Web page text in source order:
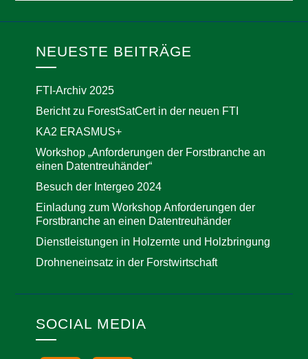
NEUESTE BEITRÄGE
FTI-Archiv 2025
Bericht zu ForestSatCert in der neuen FTI
KA2 ERASMUS+
Workshop „Anforderungen der Forstbranche an
einen Datentreuhänder“
Besuch der Intergeo 2024
Einladung zum Workshop Anforderungen der
Forstbranche an einen Datentreuhänder
Dienstleistungen in Holzernte und Holzbringung
Drohneneinsatz in der Forstwirtschaft
SOCIAL MEDIA